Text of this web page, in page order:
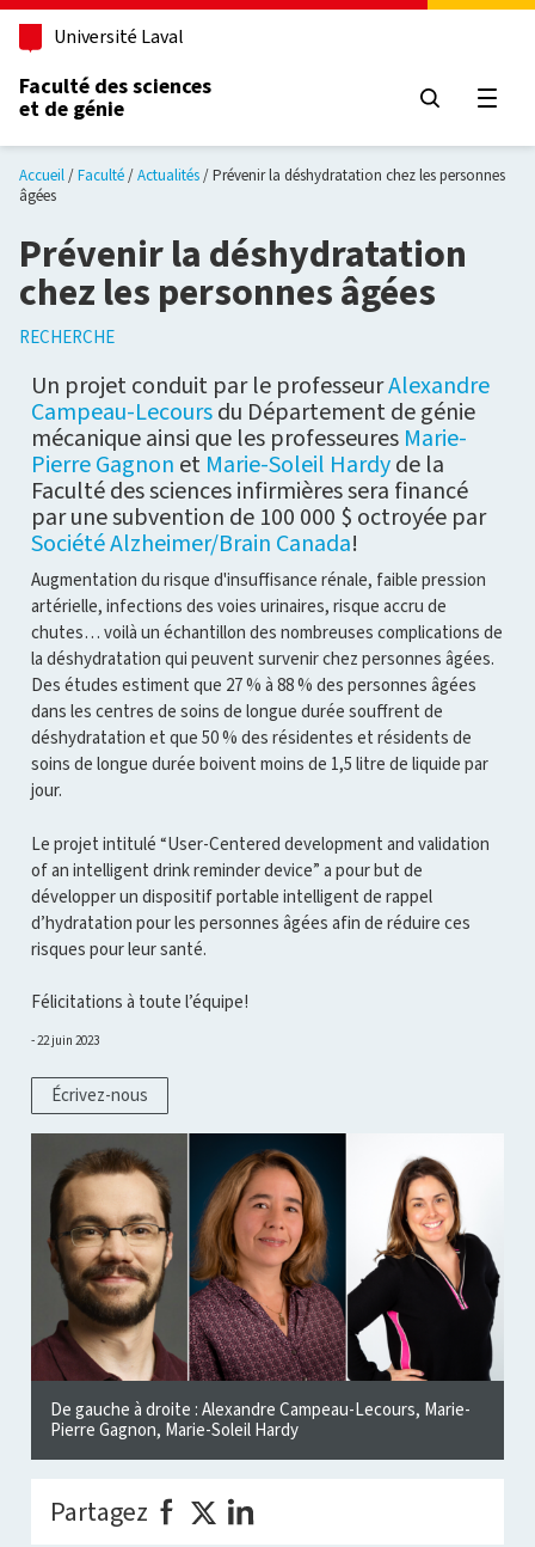
Aller au contenu principal
Université Laval
Faculté des sciences
et de génie
Accueil Faculté Actualités
Prévenir la déshydratation chez les personnes
âgées
Prévenir la déshydratation
chez les personnes âgées
RECHERCHE
Un projet conduit par le professeurAlexandre
Campeau-Lecoursdu Département de génie
mécanique ainsi que les professeures Marie-
Pierre Gagnon et Marie-Soleil Hardyde la
Faculté des sciences infirmières sera financé
par une subvention de 100 000 $ octroyée par
Société Alzheimer/Brain Canada!
Augmentation du risque d'insuffisance rénale, faible pression
artérielle, infections des voies urinaires, risque accru de
chutes… voilà un échantillon des nombreuses complications de
la déshydratation qui peuvent survenir chez personnes âgées.
Des études estiment que 27 % à 88 % des personnes âgées
dans les centres de soins de longue durée souffrent de
déshydratation et que 50 % des résidentes et résidents de
soins de longue durée boivent moins de 1,5 litre de liquide par
jour.
Le projet intitulé “User-Centered development and validation
of an intelligent drink reminder device” a pour but de
développer un dispositif portable intelligent de rappel
d’hydratation pour les personnes âgées afin de réduire ces
risques pour leur santé.
Félicitations à toute l’équipe!
22 juin 2023
Écrivez-nous
De gauche à droite : Alexandre Campeau-Lecours, Marie-
Pierre Gagnon, Marie-Soleil Hardy
Partagez